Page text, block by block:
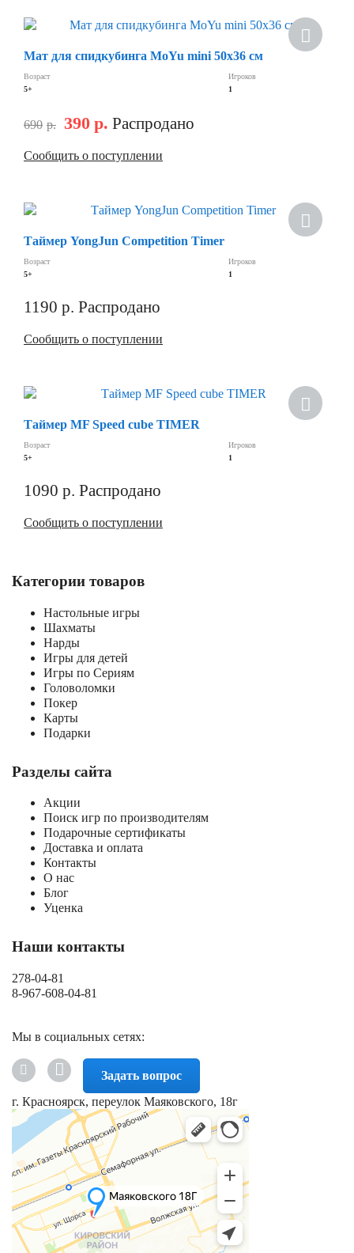
Мат для спидкубинга MoYu mini 50х36 см
Возраст
5+
Игроков
1
690 р. 390 р. Распродано
Сообщить о поступлении
Таймер YongJun Competition Timer
Возраст
5+
Игроков
1
1190 р. Распродано
Сообщить о поступлении
Таймер MF Speed cube TIMER
Возраст
5+
Игроков
1
1090 р. Распродано
Сообщить о поступлении
Категории товаров
Настольные игры
Шахматы
Нарды
Игры для детей
Игры по Сериям
Головоломки
Покер
Карты
Подарки
Разделы сайта
Акции
Поиск игр по производителям
Подарочные сертификаты
Доставка и оплата
Контакты
О нас
Блог
Уценка
Наши контакты
278-04-81
8-967-608-04-81
Мы в социальных сетях:
Задать вопрос
г. Красноярск, переулок Маяковского, 18г